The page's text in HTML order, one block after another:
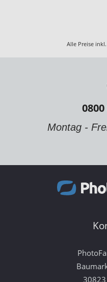
Alle Preise
Montag -
30823